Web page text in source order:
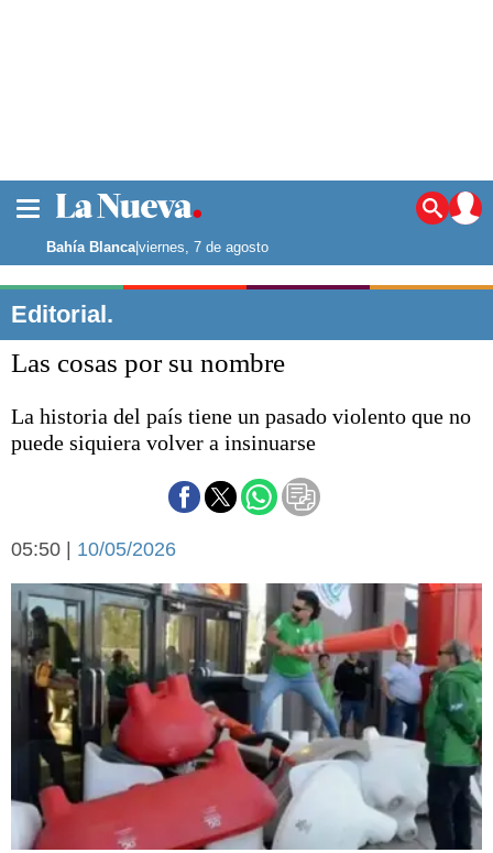
Noticias
La ciudad
Punta Alta
El mundo
Opinión
Deportes
Escenario Olímpico
Liga del Sur
Básquetbol
Arte y cultura
Aplausos
Cines
Economía y campo
Economía y finanzas
Con el campo
Espacio empresas
Sociedad y tiempo
libre
Sociedad
Tecnología
Turismo
Salud
Bahía Blanca|viernes, 7 de agosto
Editorial.
Las cosas por su nombre
La historia del país tiene un pasado violento que no
puede siquiera volver a insinuarse
05:50 | 10/05/2026